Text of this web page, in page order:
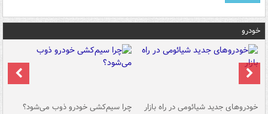
خودرو
خودروهای جدید شیائومی در راه بازار چرا سیم‌کشی خودرو ذوب می‌شود؟